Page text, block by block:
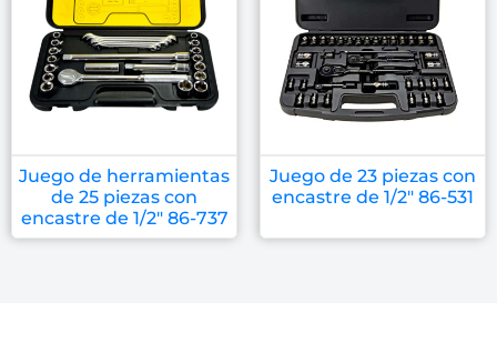
Juego de herramientas
de 25 piezas con
encastre de 1/2″ 86-737
Juego de 23 piezas con
encastre de 1/2″ 86-531